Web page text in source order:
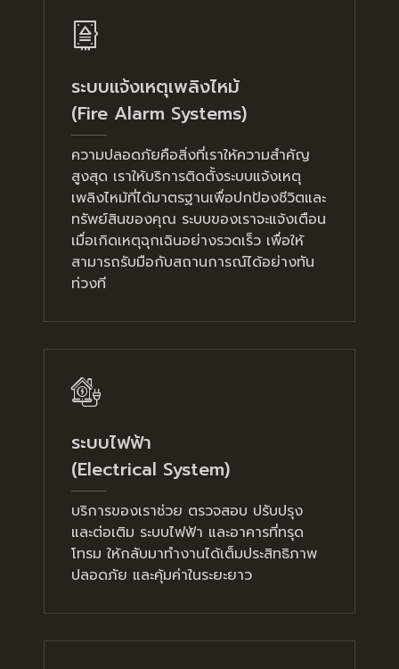
ระบบแจ้งเหตุเพลิงไหม้
(Fire Alarm Systems)
ความปลอดภัยคือสิ่งที่เราให้ความสำคัญ
สูงสุด เราให้บริการติดตั้งระบบแจ้งเหตุ
เพลิงไหม้ที่ได้มาตรฐานเพื่อปกป้องชีวิตและ
ทรัพย์สินของคุณ ระบบของเราจะแจ้งเตือน
เมื่อเกิดเหตุฉุกเฉินอย่างรวดเร็ว เพื่อให้
สามารถรับมือกับสถานการณ์ได้อย่างทัน
ท่วงที
ระบบไฟฟ้า
(Electrical System)
บริการของเราช่วย ตรวจสอบ ปรับปรุง
และต่อเติม ระบบไฟฟ้า และอาคารที่ทรุด
โทรม ให้กลับมาทำงานได้เต็มประสิทธิภาพ
ปลอดภัย และคุ้มค่าในระยะยาว